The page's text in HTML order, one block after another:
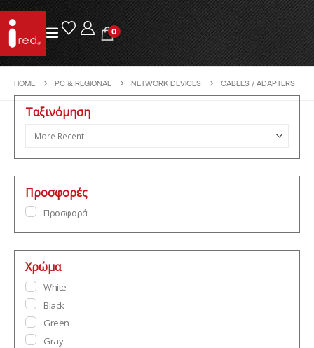
0
HOME PC & REGIONAL NETWORK DEVICES CABLES / ADAPTERS
Ταξινόμηση
Sort Products
Προσφορές
Προσφορά
Χρώμα
White
Black
Green
Gray